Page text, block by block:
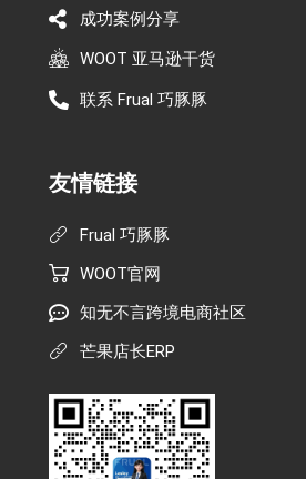
成功案例分享
WOOT 亚马逊干货
联系 Frual 巧豚豚
友情链接
Frual 巧豚豚
WOOT官网
知无不言跨境电商社区
芒果店长ERP